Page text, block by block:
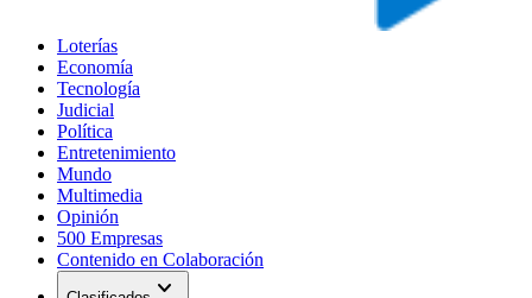
Loterías
Economía
Tecnología
Judicial
Política
Entretenimiento
Mundo
Multimedia
Opinión
500 Empresas
Contenido en Colaboración
expand_more